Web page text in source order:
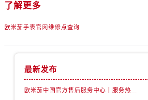
了解更多
欧米茄手表官网维修点查询
最新发布
欧米茄中国官方售后服务中心｜服务热线及详细地址权威信息公告（2026年7月最新）